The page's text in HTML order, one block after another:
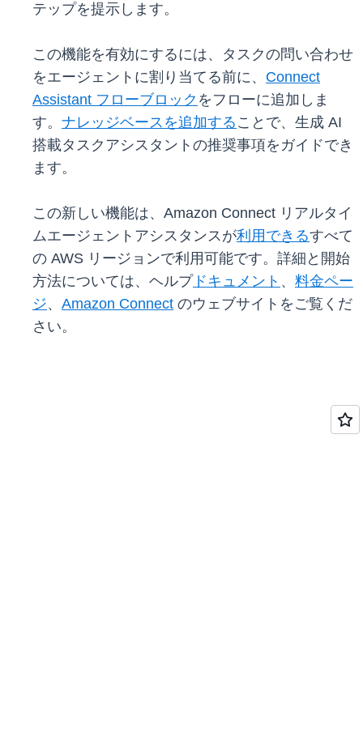
テップを提示します。
この機能を有効にするには、タスクの問い合わせ
をエージェントに割り当てる前に、 Connect
Assistant フローブロック をフローに追加しま
す。 ナレッジベースを追加する ことで、生成 AI
搭載タスクアシスタントの推奨事項をガイドでき
ます。
この新しい機能は、Amazon Connect リアルタイ
ムエージェントアシスタンスが利用できるすべて
の AWS リージョンで利用可能です。詳細と開始
方法については、ヘルプドキュメント 、 料金ペー
ジ、 Amazon Connect のウェブサイトをご覧くだ
さい。